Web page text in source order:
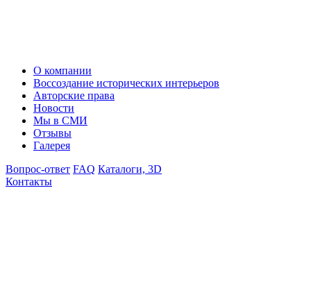
О компании
Воссоздание исторических интерьеров
Авторские права
Новости
Мы в СМИ
Отзывы
Галерея
Вопрос-ответ FAQ Каталоги, 3D
Контакты